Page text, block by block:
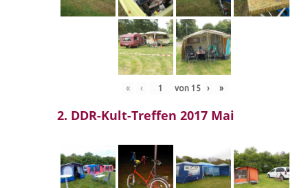
« ‹ von 15 › »
2. DDR-Kult-Treffen 2017 Mai